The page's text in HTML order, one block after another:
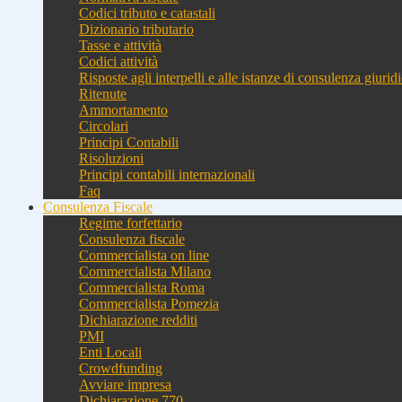
Codici tributo e catastali
Dizionario tributario
Tasse e attività
Codici attività
Risposte agli interpelli e alle istanze di consulenza
Ritenute
Ammortamento
Circolari
Principi Contabili
Risoluzioni
Principi contabili internazionali
Faq
Consulenza Fiscale
Regime forfettario
Consulenza fiscale
Commercialista on line
Commercialista Milano
Commercialista Roma
Commercialista Pomezia
Dichiarazione redditi
PMI
Enti Locali
Crowdfunding
Avviare impresa